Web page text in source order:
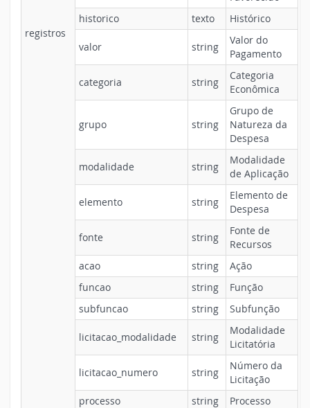
registros
historico
texto Histórico
valor string
Valor do
Pagamento
categoria string
Categoria
Econômica
grupo string
Grupo de
Natureza da
Despesa
modalidade string
Modalidade
de Aplicação
elemento string
Elemento de
Despesa
fonte string
Fonte de
Recursos
acao
string
Ação
funcao
string
Função
subfuncao
string Subfunção
licitacao_modalidade string
Modalidade
Licitatória
licitacao_numero string
Número da
Licitação
processo
string Processo